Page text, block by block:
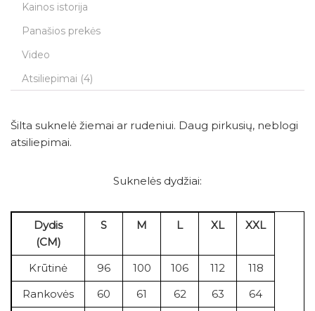
Kainos istorija
Panašios prekės
Video
Atsiliepimai (4)
Šilta suknelė žiemai ar rudeniui. Daug pirkusių, neblogi
atsiliepimai.
Suknelės dydžiai:
Dydis
(CM)
S M L XL XXL
Krūtinė 96 100 106 112
118
Rankovės
60 61 62 63
64